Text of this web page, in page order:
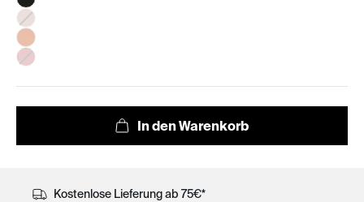
Kostenlose Lieferung ab 75€*